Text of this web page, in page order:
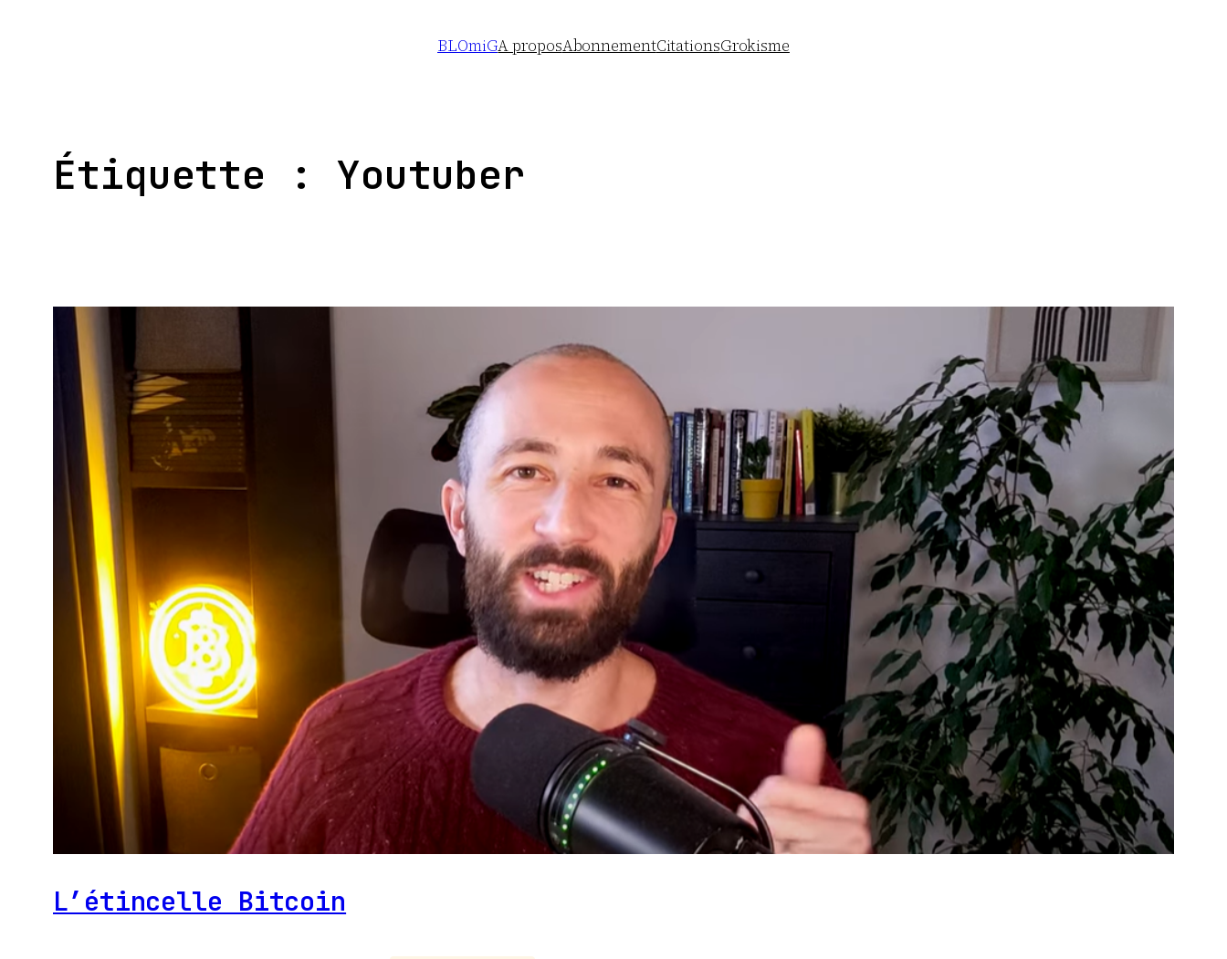
BLOmiGA proposAbonnementCitationsGrokisme
Étiquette : Youtuber
L’étincelle Bitcoin